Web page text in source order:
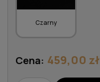
Czarny
Cena: 459,00 zł